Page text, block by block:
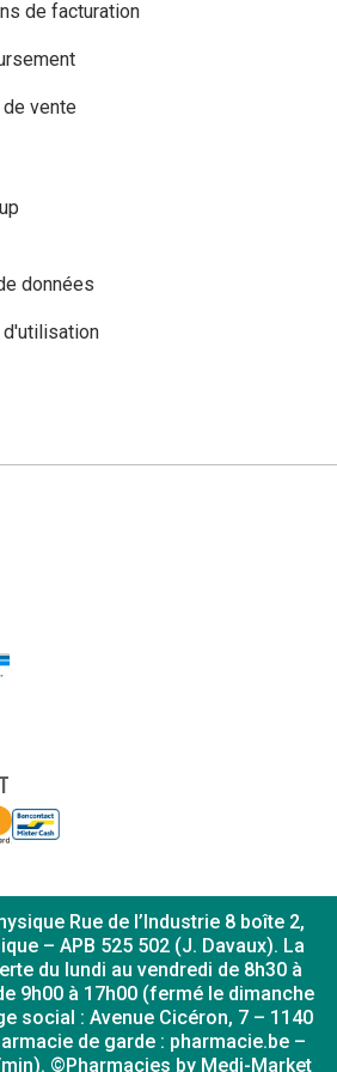
de facturation
vente
données
Rue de l’Industrie 8 boîte 2,
– APB 525 502 (J. Davaux). La
du lundi au vendredi de 8h30 à
9h00 à 17h00 (fermé le dimanche
social : Avenue Cicéron, 7 – 1140
de garde : pharmacie.be –
©Pharmacies by Medi-Market